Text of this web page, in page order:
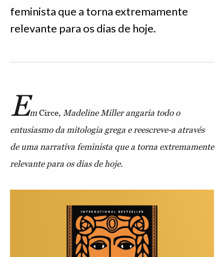
feminista que a torna extremamente
relevante para os dias de hoje.
Em Circe, Madeline Miller angaria todo o
entusiasmo da mitologia grega e reescreve-a através
de uma narrativa feminista que a torna extremamente
relevante para os dias de hoje.